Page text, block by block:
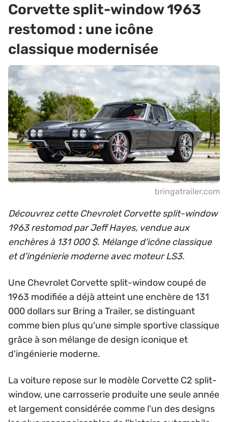
Corvette split-window 1963
restomod : une icône
classique modernisée
bringatrailer.com
Découvrez cette Chevrolet Corvette split-window
1963 restomod par Jeff Hayes, vendue aux
enchères à 131 000 $. Mélange d'icône classique
et d'ingénierie moderne avec moteur LS3.
Une Chevrolet Corvette split-window coupé de
1963 modifiée a déjà atteint une enchère de 131
000 dollars sur Bring a Trailer, se distinguant
comme bien plus qu'une simple sportive classique
grâce à son mélange de design iconique et
d'ingénierie moderne.
La voiture repose sur le modèle Corvette C2 split-
window, une carrosserie produite une seule année
et largement considérée comme l'un des designs